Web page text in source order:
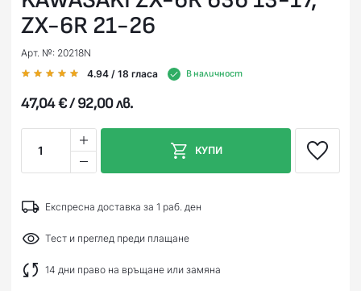
ZX-6R 21-26
Арт. №: 20218N
4.94 / 18 гласа В наличност
47,04 € / 92,00 лв.
1 КУПИ
Експресна доставка за 1 раб. ден
Тест и преглед преди плащане
14 дни право на връщане или замяна